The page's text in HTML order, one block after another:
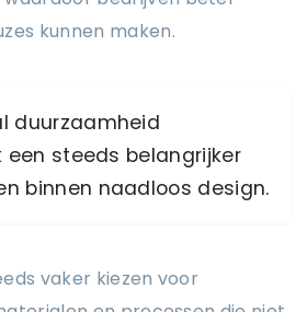
kunnen maken.
duurzaamheid
een steeds belangrijker
binnen naadloos design.
vaker kiezen voor